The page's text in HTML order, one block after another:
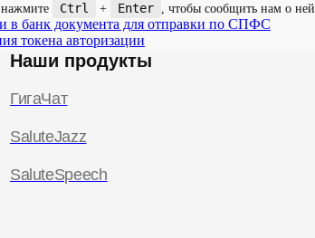
нажмите
Ctrl + Enter , чтобы сообщить нам о ней
в банк документа для отправки по СПФС
токена авторизации
Наши продукты
ГигаЧат
SaluteJazz
SaluteSpeech